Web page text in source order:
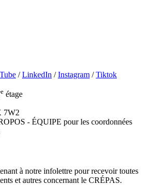
/LinkedIn /Instagram /Tiktok
e étage
7W2
- ÉQUIPE pour les coordonnées
à notre infolettre pour recevoir toutes
et autres concernant le CRÉPAS.